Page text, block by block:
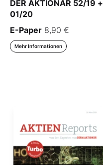
DER AKTIONÄR 52/19 +
01/20
E-Paper 8,90 €
Mehr Informationen